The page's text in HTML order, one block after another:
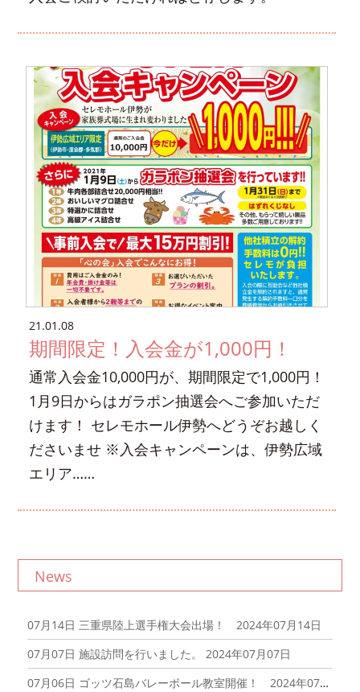
21.01.08
期間限定！入会金が1,000円！
通常入会金10,000円が、期間限定で1,000円！
1月9日からはガラポン抽選会へご参加いただ
けます！ セレモホール伊勢へどうぞお越しく
ださいませ ※入会キャンペーンは、伊勢広域
エリア……
News
07月14日 三重県陸上選手権大会出場！ 2024年07月14日
07月07日 施設訪問を行いました。 2024年07月07日
07月06日 ゴッツ石島バレーボール教室開催！ 2024年07月06日